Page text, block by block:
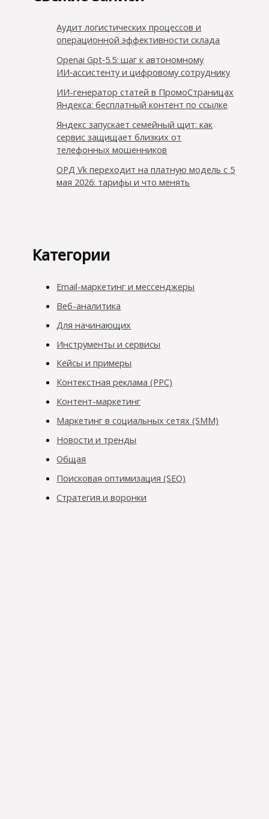
Аудит логистических процессов и
операционной эффективности склада
Openai Gpt‑5.5: шаг к автономному
ИИ‑ассистенту и цифровому сотруднику
ИИ-генератор статей в ПромоСтраницах
Яндекса: бесплатный контент по ссылке
Яндекс запускает семейный щит: как
сервис защищает близких от
телефонных мошенников
ОРД Vk переходит на платную модель с 5
мая 2026: тарифы и что менять
Категории
Email-маркетинг и мессенджеры
Веб-аналитика
Для начинающих
Инструменты и сервисы
Кейсы и примеры
Контекстная реклама (PPC)
Контент-маркетинг
Маркетинг в социальных сетях (SMM)
Новости и тренды
Общая
Поисковая оптимизация (SEO)
Стратегия и воронки